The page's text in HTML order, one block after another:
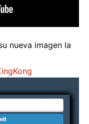
nueva imagen la